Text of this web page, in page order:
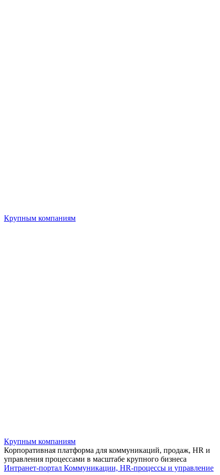
Крупным компаниям
Крупным компаниям
Корпоративная платформа для коммуникаций, продаж, HR и
управления процессами в масштабе крупного бизнеса
Интранет-портал Коммуникации, HR-процессы и управление